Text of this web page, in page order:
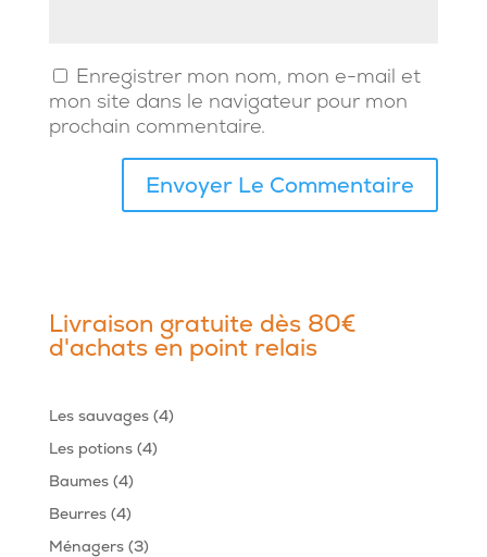
Enregistrer mon nom, mon e-mail et
mon site dans le navigateur pour mon
prochain commentaire.
Livraison gratuite dès 80€
d'achats en point relais
Les sauvages 44
Les potions 44
Baumes 44
produits
Beurres 44
produits
Ménagers 33